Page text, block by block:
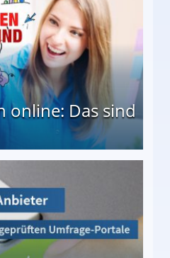
online: Das sind